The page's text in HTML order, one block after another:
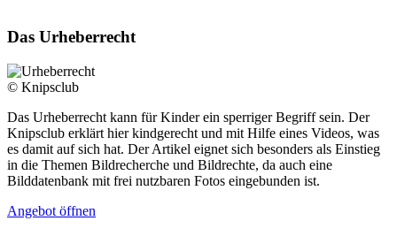
Das Urheberrecht
© Knipsclub
Das Urheberrecht kann für Kinder ein sperriger Begriff sein. Der
Knipsclub erklärt hier kindgerecht und mit Hilfe eines Videos, was
es damit auf sich hat. Der Artikel eignet sich besonders als Einstieg
in die Themen Bildrecherche und Bildrechte, da auch eine
Bilddatenbank mit frei nutzbaren Fotos eingebunden ist.
Angebot öffnen